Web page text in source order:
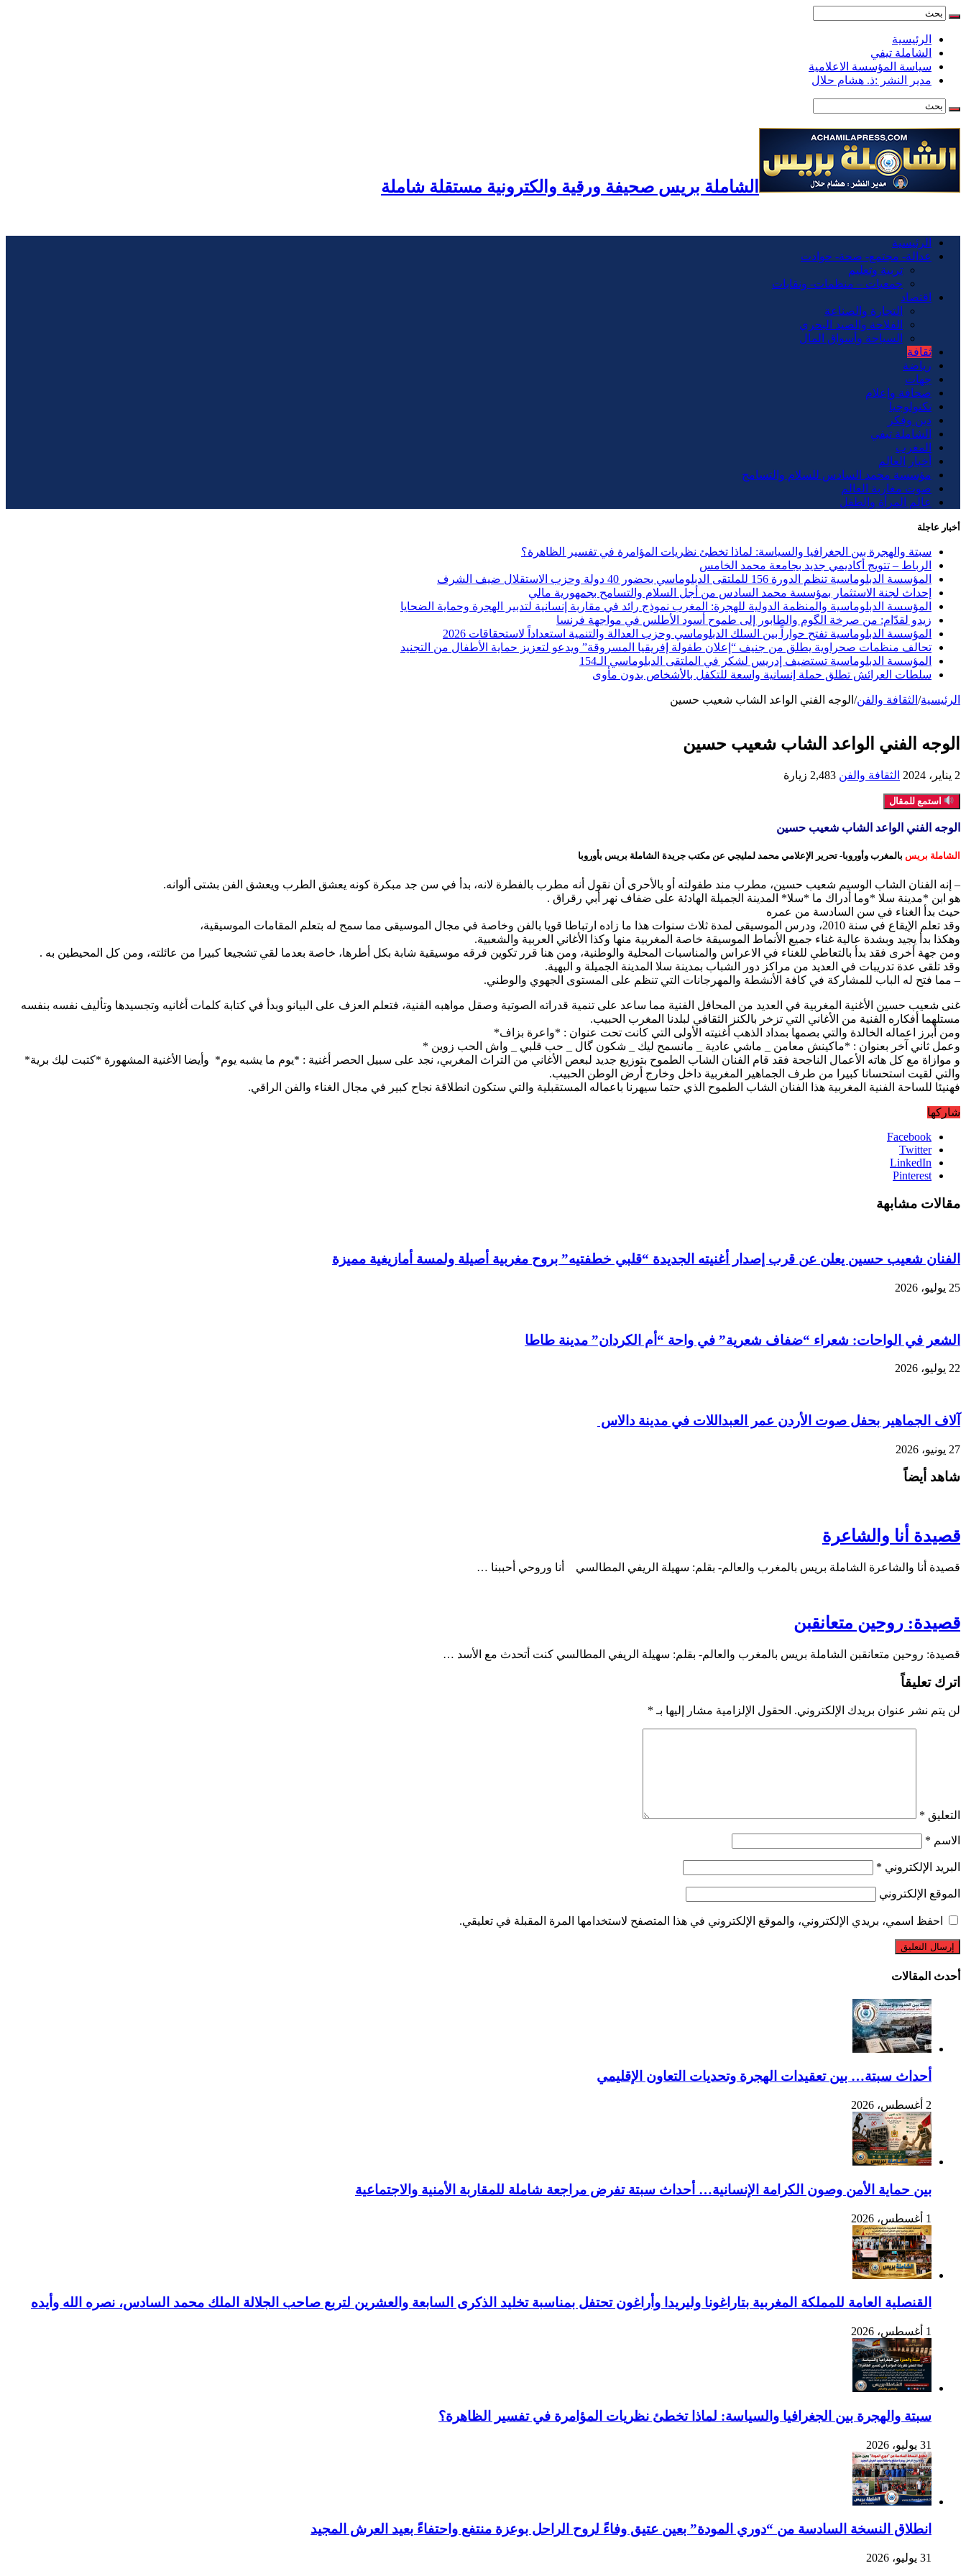
الرئيسية
الشاملة تيفي
سياسة المؤسسة الاعلامية
مدير النشر :ذ. هشام حلال
الشاملة بريس صحيفة ورقية والكترونية مستقلة شاملة
الرئيسية
عدالة- مجتمع- صحة- حوادت
تربية وتعليم
جمعيات – منظمات- ونقابات
اقتصاد
التجارة والصناعة
الفلاحة والصيد البحري
السياحة وأسواق المال
ثقافة
رياضة
جهات
صحافة وإعلام
تكنولوجيا
دين وفكر
الشاملة تيفي
المغرب
أخبار العالم
مؤسسة محمد السادس للسلام والتسامح
صوت مغاربة العالم
عالم المرأة والطفل
أخبار عاجلة
سبتة والهجرة بين الجغرافيا والسياسة: لماذا تخطئ نظريات المؤامرة في تفسير الظاهرة؟
الرباط – تتويج أكاديمي جديد بجامعة محمد الخامس
المؤسسة الدبلوماسية تنظم الدورة 156 للملتقى الدبلوماسي بحضور 40 دولة وحزب الاستقلال ضيف الشرف
إحداث لجنة الاستثمار بمؤسسة محمد السادس من أجل السلام والتسامح بجمهورية مالي
المؤسسة الدبلوماسية والمنظمة الدولية للهجرة: المغرب نموذج رائد في مقاربة إنسانية لتدبير الهجرة وحماية الضحايا
زيدو لقدّام: من صرخة الگوم والطابور إلى طموح أسود الأطلس في مواجهة فرنسا
المؤسسة الدبلوماسية تفتح حواراً بين السلك الدبلوماسي وحزب العدالة والتنمية استعداداً لاستحقاقات 2026
تحالف منظمات صحراوية يطلق من جنيف “إعلان طفولة إفريقيا المسروقة” ويدعو لتعزيز حماية الأطفال من التجنيد
المؤسسة الدبلوماسية تستضيف إدريس لشكر في الملتقى الدبلوماسي الـ154
سلطات العرائش تطلق حملة إنسانية واسعة للتكفل بالأشخاص بدون مأوى
الرئيسية/ الثقافة والفن/ الوجه الفني الواعد الشاب شعيب حسين
الوجه الفني الواعد الشاب شعيب حسين
2 يناير، 2024 الثقافة والفن 2,483 زيارة
استمع للمقال
الوجه الفني الواعد الشاب شعيب حسين
الشاملة بريس بالمغرب وأوروبا- تحرير الإعلامي محمد لمليجي عن مكتب جريدة الشاملة بريس بأوروبا
– إنه الفنان الشاب الوسيم شعيب حسين، مطرب مند طفولته أو بالأحرى أن نقول أنه مطرب بالفطرة لانه، بدأ في سن جد مبكرة كونه يعشق الطرب ويعشق الفن بشتى ألوانه.
هو ابن *مدينة سلا *وما أدراك ما *سلا* المدينة الجميلة الهادئة على ضفاف نهر أبي رقراق .
حيث بدأ الغناء في سن السادسة من عمره
وقد تعلم الإيقاع في سنة 2010، ودرس الموسيقى لمدة ثلاث سنوات هذا ما زاده ارتباطا قويا بالفن وخاصة في مجال الموسيقى مما سمح له بتعلم المقامات الموسيقية،
وهكذا بدأ يجيد وبشدة عالية غناء جميع الأنماط الموسيقة خاصة المغربية منها وكذا الأغاني العربية والشعبية.
ومن جهة أخرى فقد بدأ بالتعاطي للغناء في الاعراس والمناسبات المحلية والوطنية، ومن هنا قرر تكوين فرقه موسيقية شابة بكل أطرها، خاصة بعدما لقي تشجيعا كبيرا من عائلته، ومن كل المحيطين به .
وقد تلقى عدة تدريبات في العديد من مراكز دور الشباب بمدينة سلا المدينة الجميلة و البهية.
– مما فتح له الباب للمشاركة في كافة الأنشطة والمهرجانات التي تنظم على المستوى الجهوي والوطني.
غنى شعيب حسين الأغنية المغربية في العديد من المحافل الفنية مما ساعد على تنمية قدراته الصوتية وصقل مواهبه الفنية، فتعلم العزف على البيانو وبدأ في كتابة كلمات أغانيه وتجسيدها وتأليف نفسه بنفسه
مستلهما أفكاره الفنية من الأغاني التي تزخر بالكنز الثقافي لبلدنا المغرب الحبيب.
ومن أبرز اعماله الخالدة والتي بصمها بمداد الذهب أغنيته الأولى التي كانت تحت عنوان : *واعرة بزاف*
وعمل ثاني آخر بعنوان : *ماكينش معامن _ ماشي عادية _ مانسمح ليك _ شكون گال _ حب قلبي _ واش الحب زوين *
و موازاة مع كل هاته الأعمال الناجحة فقد قام الفنان الشاب الطموح بتوزيع جديد لبعص الأغاني من التراث المغربي، نجد على سبيل الحصر أغنية : *يوم ما يشبه يوم* وأيضا الأغنية المشهورة *كتبت ليك برية*
والتي لقيت استحسانا كبيرا من طرف الجماهير المغربية داخل وخارج أرض الوطن الحبيب.
فهنيئا للساحة الفنية المغربية هذا الفنان الشاب الطموح الذي حتما سيهرنا باعماله المستقبلية والتي ستكون انطلاقة نجاح كبير في مجال الغناء والفن الراقي.
شاركها
Facebook
Twitter
LinkedIn
Pinterest
مقالات مشابهة
الفنان شعيب حسين يعلن عن قرب إصدار أغنيته الجديدة “قلبي خطفتيه” بروح مغربية أصيلة ولمسة أمازيغية مميزة
25 يوليو، 2026
الشعر في الواحات: شعراء “ضفاف شعرية” في واحة “أم الكردان” مدينة طاطا
22 يوليو، 2026
آلاف الجماهير بحفل صوت الأردن عمر العبداللات في مدينة دالاس
27 يونيو، 2026
شاهد أيضاً
قصيدة أنا والشاعرة
قصيدة أنا والشاعرة الشاملة بريس بالمغرب والعالم- بقلم: سهيلة الريفي المطالسي أنا وروحي أحببنا …
قصيدة: روحين متعانقبن
قصيدة: روحين متعانقبن الشاملة بريس بالمغرب والعالم- بقلم: سهيلة الريفي المطالسي كنت أتحدث مع الأسد …
اترك تعليقاً
لن يتم نشر عنوان بريدك الإلكتروني. الحقول الإلزامية مشار إليها بـ *
التعليق *
الاسم *
البريد الإلكتروني *
الموقع الإلكتروني
احفظ اسمي، بريدي الإلكتروني، والموقع الإلكتروني في هذا المتصفح لاستخدامها المرة المقبلة في تعليقي.
أحدث المقالات
أحداث سبتة… بين تعقيدات الهجرة وتحديات التعاون الإقليمي
2 أغسطس، 2026
بين حماية الأمن وصون الكرامة الإنسانية… أحداث سبتة تفرض مراجعة شاملة للمقاربة الأمنية والاجتماعية
1 أغسطس، 2026
القنصلية العامة للمملكة المغربية بتاراغونا وليريدا وأراغون تحتفل بمناسبة تخليد الذكرى السابعة والعشرين لتربع صاحب الجلالة الملك محمد السادس، نصره الله وأيده
1 أغسطس، 2026
سبتة والهجرة بين الجغرافيا والسياسة: لماذا تخطئ نظريات المؤامرة في تفسير الظاهرة؟
31 يوليو، 2026
انطلاق النسخة السادسة من “دوري المودة” بعين عتيق وفاءً لروح الراحل بوعزة منتفع واحتفاءً بعيد العرش المجيد
31 يوليو، 2026